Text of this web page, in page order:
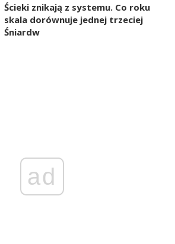
Ścieki znikają z systemu. Co roku
skala dorównuje jednej trzeciej
Śniardw
ad